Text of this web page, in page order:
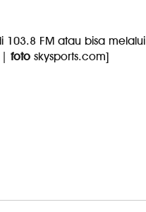
103.8 FM atau bisa melalui
fotoskysports.com]